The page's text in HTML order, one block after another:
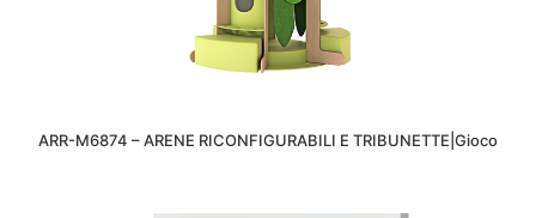
ARR-M6874 – ARENE RICONFIGURABILI E TRIBUNETTE|Gioco